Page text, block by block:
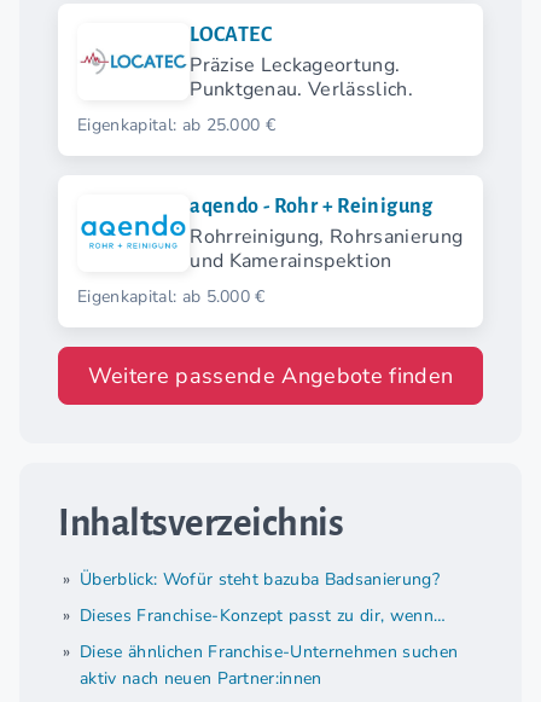
LOCATEC
Präzise Leckageortung.
Punktgenau. Verlässlich.
Eigenkapital: ab 25.000 €
aqendo - Rohr + Reinigung
Rohrreinigung, Rohrsanierung
und Kamerainspektion
Eigenkapital: ab 5.000 €
Weitere passende Angebote finden
Inhaltsverzeichnis
Überblick: Wofür steht bazuba Badsanierung?
Dieses Franchise-Konzept passt zu dir, wenn…
Diese ähnlichen Franchise-Unternehmen suchen
aktiv nach neuen Partner:innen